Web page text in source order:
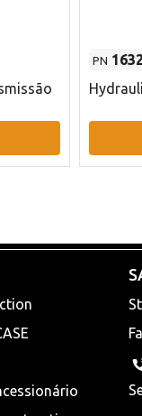
PN